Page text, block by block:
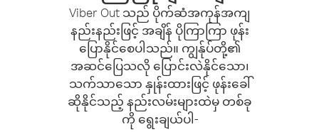
Viber Out သည် ပိုက်ဆံအကုန်အကျ
နည်းနည်းဖြင့် အချိန် ပိုကြာကြာ ဖုန်း
ပြောနိုင်စေပါသည်။ ကျွန်ုပ်တို့၏
အဆင်ပြေသလို ပြောင်းလဲနိုင်သော၊
သက်သာသော နှုန်းထားဖြင့် ဖုန်းခေါ်
ဆိုနိုင်သည့် နည်းလမ်းများထဲမှ တစ်ခု
ကို ရွေးချယ်ပါ-